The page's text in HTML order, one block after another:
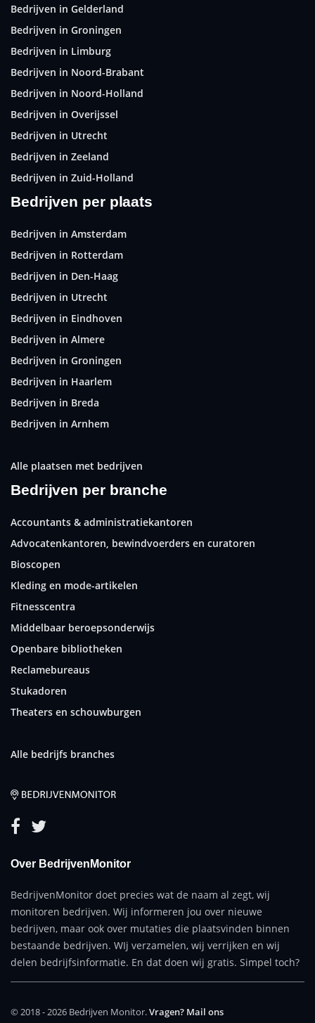
Bedrijven in Gelderland
Bedrijven in Groningen
Bedrijven in Limburg
Bedrijven in Noord-Brabant
Bedrijven in Noord-Holland
Bedrijven in Overijssel
Bedrijven in Utrecht
Bedrijven in Zeeland
Bedrijven in Zuid-Holland
Bedrijven per plaats
Bedrijven in Amsterdam
Bedrijven in Rotterdam
Bedrijven in Den-Haag
Bedrijven in Utrecht
Bedrijven in Eindhoven
Bedrijven in Almere
Bedrijven in Groningen
Bedrijven in Haarlem
Bedrijven in Breda
Bedrijven in Arnhem
Alle plaatsen met bedrijven
Bedrijven per branche
Accountants & administratiekantoren
Advocatenkantoren, bewindvoerders en curatoren
Bioscopen
Kleding en mode-artikelen
Fitnesscentra
Middelbaar beroepsonderwijs
Openbare bibliotheken
Reclamebureaus
Stukadoren
Theaters en schouwburgen
Alle bedrijfs branches
Over BedrijvenMonitor
BedrijvenMonitor doet precies wat de naam al zegt, wij
monitoren bedrijven. Wij informeren jou over nieuwe
bedrijven, maar ook over mutaties die plaatsvinden binnen
bestaande bedrijven. WIj verzamelen, wij verrijken en wij
delen bedrijfsinformatie. En dat doen wij gratis. Simpel toch?
© 2018 - 2026 Bedrijven Monitor.Vragen? Mail ons